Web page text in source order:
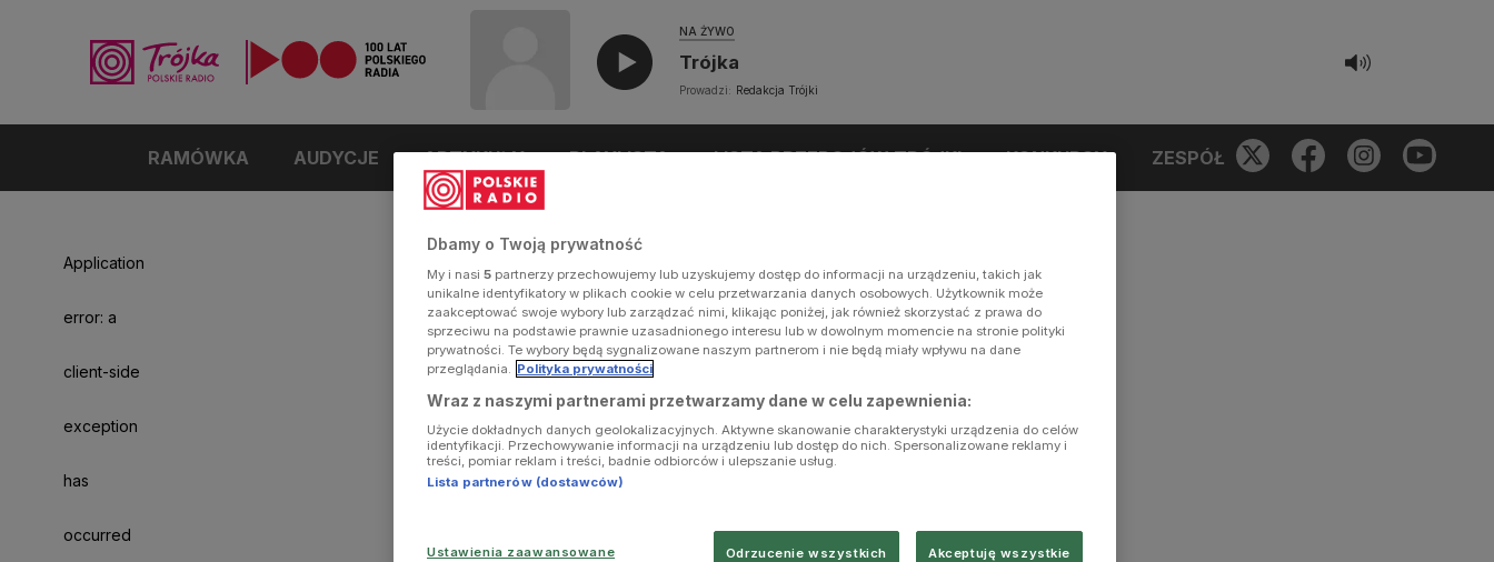
NA ŻYWO
Trójka
Prowadzi: Redakcja Trójki
RAMÓWKA AUDYCJE ARTYKUŁY PLAYLISTA LISTA PRZEBOJÓW TRÓJKI KONKURSY ZESPÓŁ
Application
error: a
client-side
exception
has
occurred
Dbamy o Twoją prywatność
My i nasi 5 partnerzy przechowujemy lub uzyskujemy dostęp do informacji na urządzeniu, takich jak
unikalne identyfikatory w plikach cookie w celu przetwarzania danych osobowych. Użytkownik może
zaakceptować swoje wybory lub zarządzać nimi, klikając poniżej, jak również skorzystać z prawa do
sprzeciwu na podstawie prawnie uzasadnionego interesu lub w dowolnym momencie na stronie polityki
prywatności. Te wybory będą sygnalizowane naszym partnerom i nie będą miały wpływu na dane
przeglądania. Polityka prywatności
Wraz z naszymi partnerami przetwarzamy dane w celu zapewnienia:
Użycie dokładnych danych geolokalizacyjnych. Aktywne skanowanie charakterystyki urządzenia do celów
identyfikacji. Przechowywanie informacji na urządzeniu lub dostęp do nich. Spersonalizowane reklamy i
treści, pomiar reklam i treści, badnie odbiorców i ulepszanie usług.
Lista partnerów (dostawców)
Ustawienia zaawansowane Odrzucenie wszystkich Akceptuję wszystkie